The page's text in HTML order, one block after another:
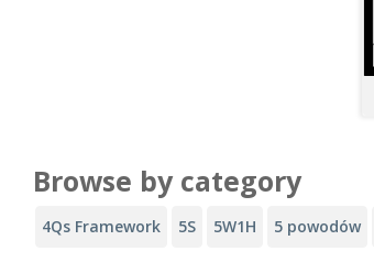
Browse by category
4Qs Framework 5S 5W1H 5 powodów